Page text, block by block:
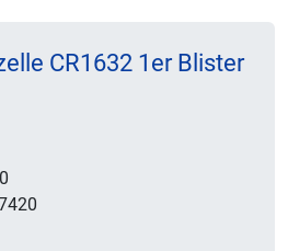
CR1632 1er Blister